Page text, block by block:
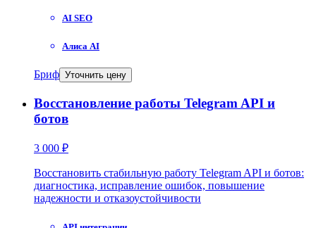
AI SEO
Алиса AI
Бриф Уточнить цену
Восстановление работы Telegram API и
ботов
3 000 ₽
Восстановить стабильную работу Telegram API и ботов:
диагностика, исправление ошибок, повышение
надежности и отказоустойчивости